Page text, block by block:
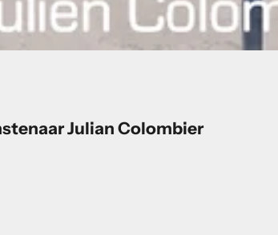
Julian Colombier